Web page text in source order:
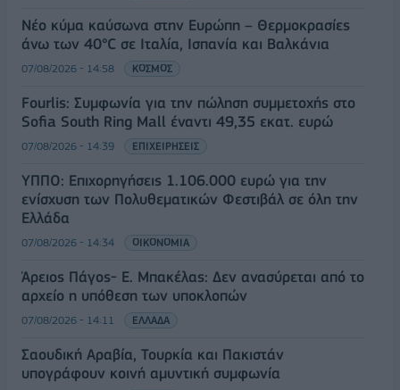
Νέο κύμα καύσωνα στην Ευρώπη – Θερμοκρασίες
άνω των 40°C σε Ιταλία, Ισπανία και Βαλκάνια
07/08/2026 - 14:58 ΚΟΣΜΟΣ
Fourlis: Συμφωνία για την πώληση συμμετοχής στο
Sofia South Ring Mall έναντι 49,35 εκατ. ευρώ
07/08/2026 - 14:39 ΕΠΙΧΕΙΡΗΣΕΙΣ
ΥΠΠΟ: Επιχορηγήσεις 1.106.000 ευρώ για την
ενίσχυση των Πολυθεματικών Φεστιβάλ σε όλη την
Ελλάδα
07/08/2026 - 14:34 ΟΙΚΟΝΟΜΙΑ
Άρειος Πάγος- Ε. Μπακέλας: Δεν ανασύρεται από το
αρχείο η υπόθεση των υποκλοπών
07/08/2026 - 14:11 ΕΛΛΑΔΑ
Σαουδική Αραβία, Τουρκία και Πακιστάν
υπογράφουν κοινή αμυντική συμφωνία